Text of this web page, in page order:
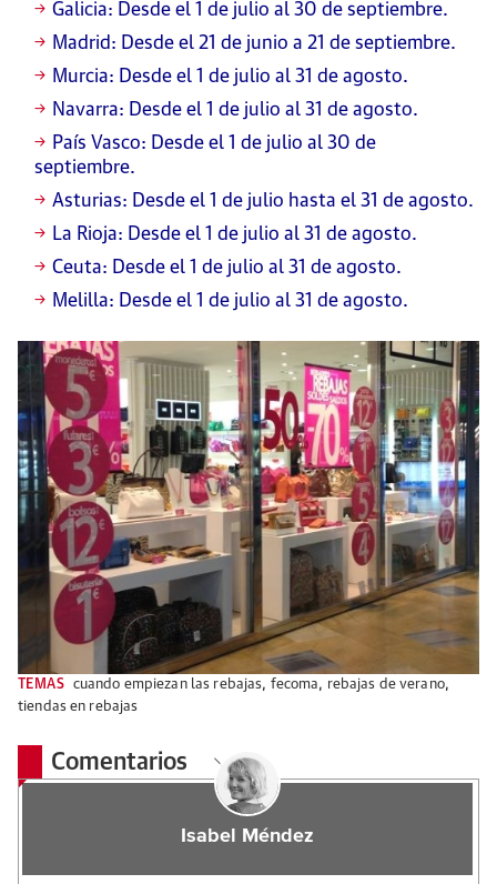
Galicia: Desde el 1 de julio al 30 de septiembre.
Madrid: Desde el 21 de junio a 21 de septiembre.
Murcia: Desde el 1 de julio al 31 de agosto.
Navarra: Desde el 1 de julio al 31 de agosto.
País Vasco: Desde el 1 de julio al 30 de
septiembre.
Asturias: Desde el 1 de julio hasta el 31 de agosto.
La Rioja: Desde el 1 de julio al 31 de agosto.
Ceuta: Desde el 1 de julio al 31 de agosto.
Melilla: Desde el 1 de julio al 31 de agosto.
TEMAS cuando empiezan las rebajas, fecoma, rebajas de verano,
tiendas en rebajas
Comentarios
Isabel Méndez